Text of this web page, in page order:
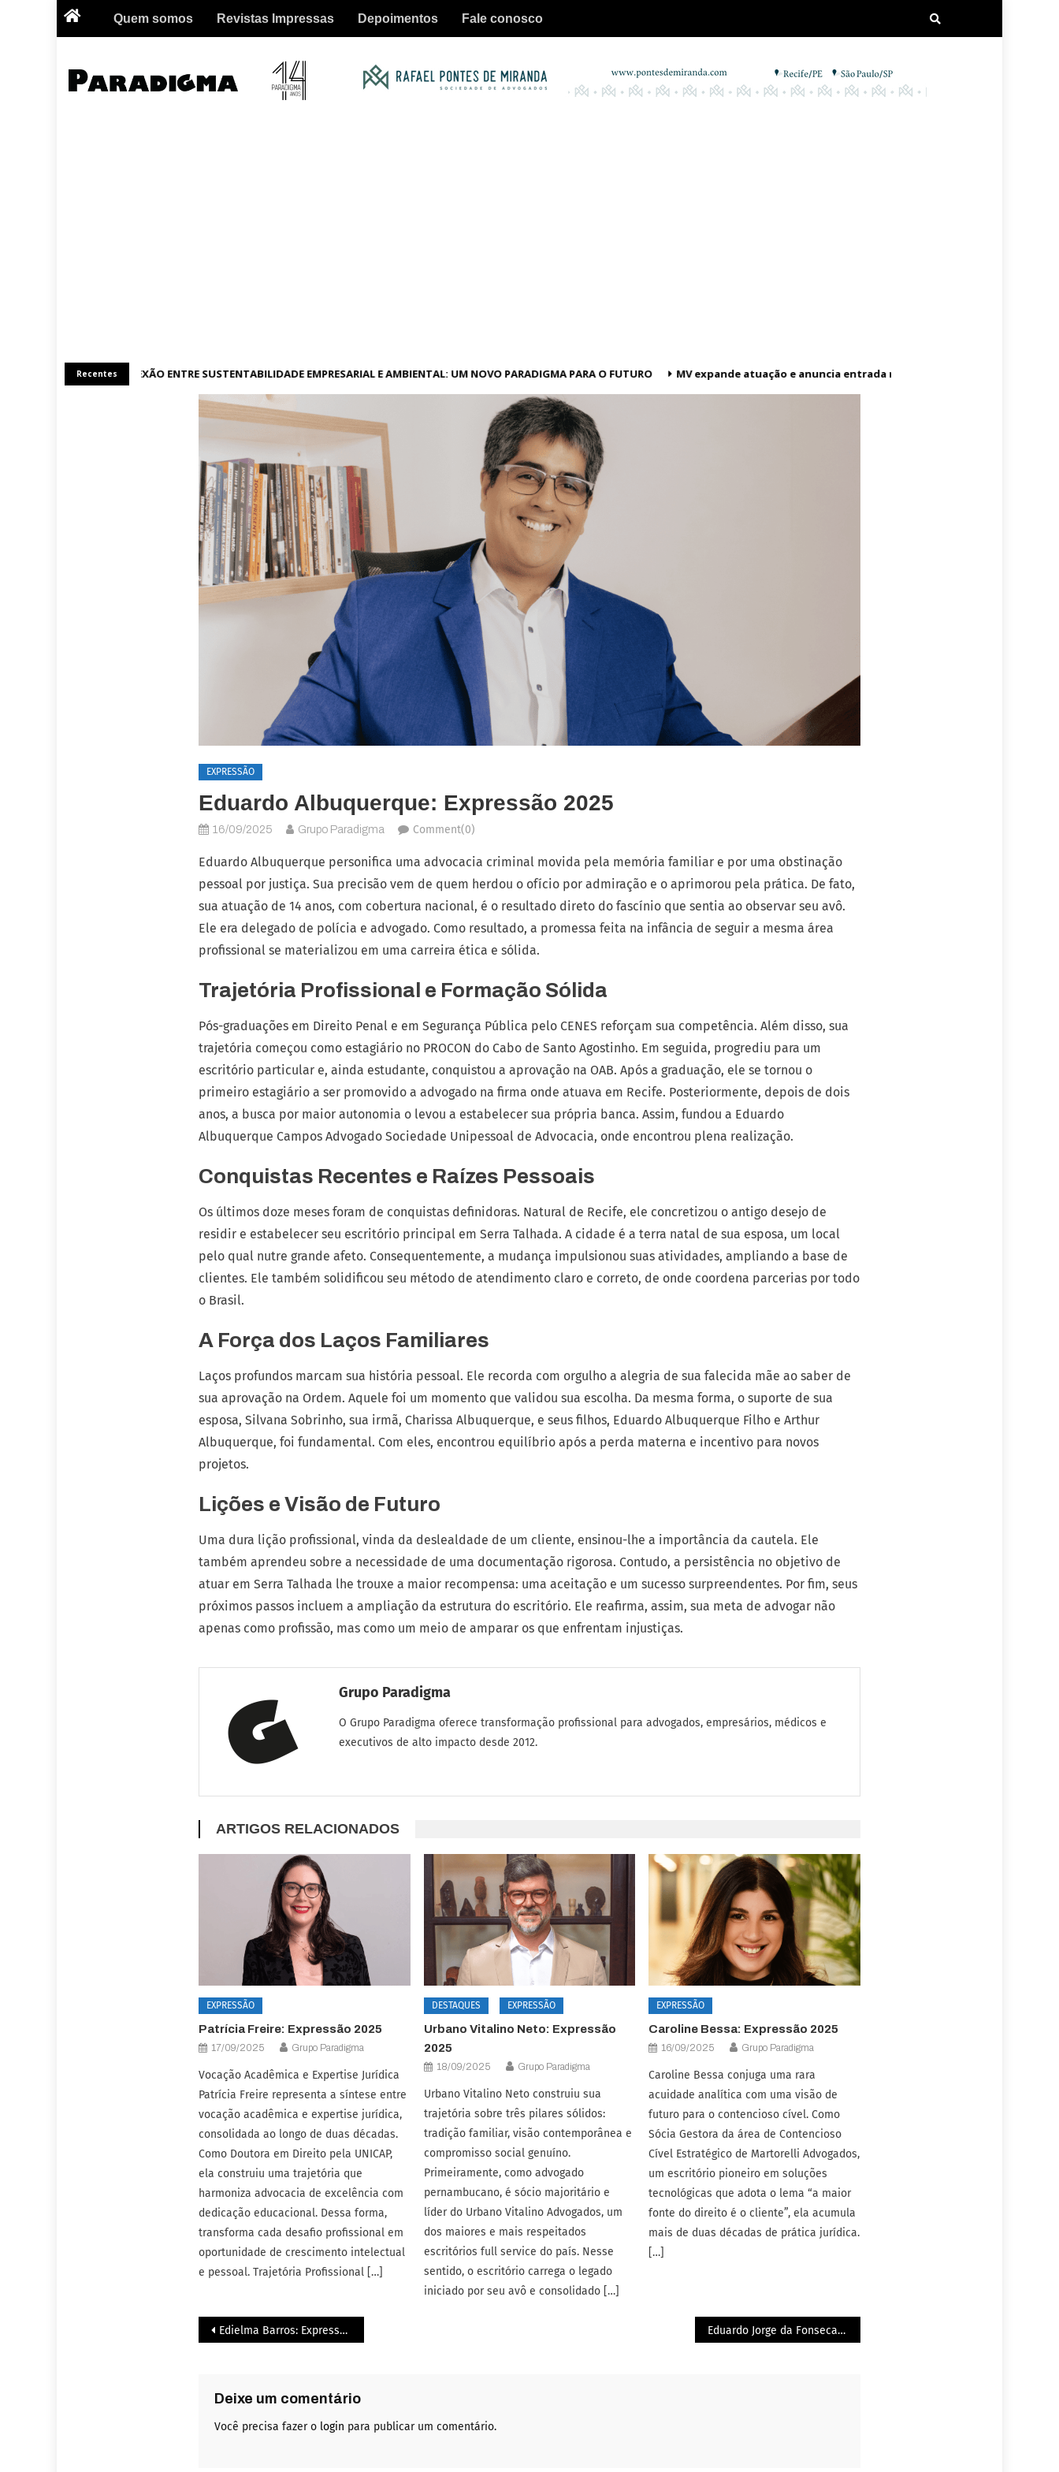
Quem somos Revistas Impressas Depoimentos Fale conosco
Recentes
A CONEXÃO ENTRE SUSTENTABILIDADE EMPRESARIAL E AMBIENTAL: UM NOVO PARADIGMA PARA O FUTURO MV expande atuação e anuncia entrada no mercado dos Estados Unidos
EXPRESSÃO
Eduardo Albuquerque: Expressão 2025
16/09/2025 Grupo Paradigma Comment(0)
Eduardo Albuquerque personifica uma advocacia criminal movida pela memória familiar e por uma obstinação
pessoal por justiça. Sua precisão vem de quem herdou o ofício por admiração e o aprimorou pela prática. De fato,
sua atuação de 14 anos, com cobertura nacional, é o resultado direto do fascínio que sentia ao observar seu avô.
Ele era delegado de polícia e advogado. Como resultado, a promessa feita na infância de seguir a mesma área
profissional se materializou em uma carreira ética e sólida.
Trajetória Profissional e Formação Sólida
Pós-graduações em Direito Penal e em Segurança Pública pelo CENES reforçam sua competência. Além disso, sua
trajetória começou como estagiário no PROCON do Cabo de Santo Agostinho. Em seguida, progrediu para um
escritório particular e, ainda estudante, conquistou a aprovação na OAB. Após a graduação, ele se tornou o
primeiro estagiário a ser promovido a advogado na firma onde atuava em Recife. Posteriormente, depois de dois
anos, a busca por maior autonomia o levou a estabelecer sua própria banca. Assim, fundou a Eduardo
Albuquerque Campos Advogado Sociedade Unipessoal de Advocacia, onde encontrou plena realização.
Conquistas Recentes e Raízes Pessoais
Os últimos doze meses foram de conquistas definidoras. Natural de Recife, ele concretizou o antigo desejo de
residir e estabelecer seu escritório principal em Serra Talhada. A cidade é a terra natal de sua esposa, um local
pelo qual nutre grande afeto. Consequentemente, a mudança impulsionou suas atividades, ampliando a base de
clientes. Ele também solidificou seu método de atendimento claro e correto, de onde coordena parcerias por todo
o Brasil.
A Força dos Laços Familiares
Laços profundos marcam sua história pessoal. Ele recorda com orgulho a alegria de sua falecida mãe ao saber de
sua aprovação na Ordem. Aquele foi um momento que validou sua escolha. Da mesma forma, o suporte de sua
esposa, Silvana Sobrinho, sua irmã, Charissa Albuquerque, e seus filhos, Eduardo Albuquerque Filho e Arthur
Albuquerque, foi fundamental. Com eles, encontrou equilíbrio após a perda materna e incentivo para novos
projetos.
Lições e Visão de Futuro
Uma dura lição profissional, vinda da deslealdade de um cliente, ensinou-lhe a importância da cautela. Ele
também aprendeu sobre a necessidade de uma documentação rigorosa. Contudo, a persistência no objetivo de
atuar em Serra Talhada lhe trouxe a maior recompensa: uma aceitação e um sucesso surpreendentes. Por fim, seus
próximos passos incluem a ampliação da estrutura do escritório. Ele reafirma, assim, sua meta de advogar não
apenas como profissão, mas como um meio de amparar os que enfrentam injustiças.
Grupo Paradigma
O Grupo Paradigma oferece transformação profissional para advogados, empresários, médicos e
executivos de alto impacto desde 2012.
ARTIGOS RELACIONADOS
EXPRESSÃO
Patrícia Freire: Expressão 2025
17/09/2025 Grupo Paradigma
Vocação Acadêmica e Expertise Jurídica
Patrícia Freire representa a síntese entre
vocação acadêmica e expertise jurídica,
consolidada ao longo de duas décadas.
Como Doutora em Direito pela UNICAP,
ela construiu uma trajetória que
harmoniza advocacia de excelência com
dedicação educacional. Dessa forma,
transforma cada desafio profissional em
oportunidade de crescimento intelectual
e pessoal. Trajetória Profissional […]
DESTAQUES EXPRESSÃO
Urbano Vitalino Neto: Expressão
2025
18/09/2025 Grupo Paradigma
Urbano Vitalino Neto construiu sua
trajetória sobre três pilares sólidos:
tradição familiar, visão contemporânea e
compromisso social genuíno.
Primeiramente, como advogado
pernambucano, é sócio majoritário e
líder do Urbano Vitalino Advogados, um
dos maiores e mais respeitados
escritórios full service do país. Nesse
sentido, o escritório carrega o legado
iniciado por seu avô e consolidado […]
EXPRESSÃO
Caroline Bessa: Expressão 2025
16/09/2025 Grupo Paradigma
Caroline Bessa conjuga uma rara
acuidade analítica com uma visão de
futuro para o contencioso cível. Como
Sócia Gestora da área de Contencioso
Cível Estratégico de Martorelli Advogados,
um escritório pioneiro em soluções
tecnológicas que adota o lema “a maior
fonte do direito é o cliente”, ela acumula
mais de duas décadas de prática jurídica.
[…]
Edielma Barros: Expressão 2025 Eduardo Jorge da Fonseca Lima: Expressão 2025
Deixe um comentário
Você precisa fazer o login para publicar um comentário.